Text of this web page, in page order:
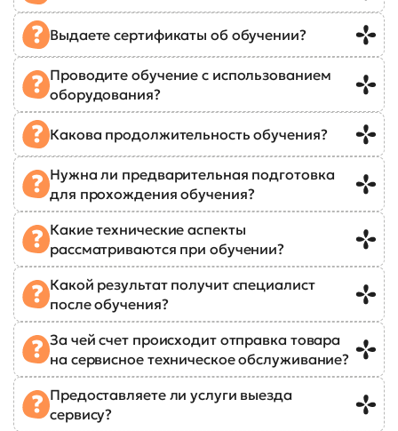
Выдаете сертификаты об обучении?
Проводите обучение с использованием
оборудования?
Какова продолжительность обучения?
Нужна ли предварительная подготовка
для прохождения обучения?
Какие технические аспекты
рассматриваются при обучении?
Какой результат получит специалист
после обучения?
За чей счет происходит отправка товара
на сервисное техническое обслуживание?
Предоставляете ли услуги выезда
сервису?